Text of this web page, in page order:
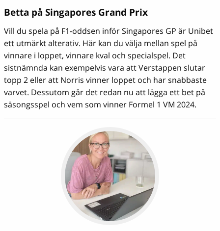
Betta på Singapores Grand Prix
Vill du spela på F1-oddsen inför Singapores GP är Unibet
ett utmärkt alterativ. Här kan du välja mellan spel på
vinnare i loppet, vinnare kval och specialspel. Det
sistnämnda kan exempelvis vara att Verstappen slutar
topp 2 eller att Norris vinner loppet och har snabbaste
varvet. Dessutom går det redan nu att lägga ett bet på
säsongsspel och vem som vinner Formel 1 VM 2024.